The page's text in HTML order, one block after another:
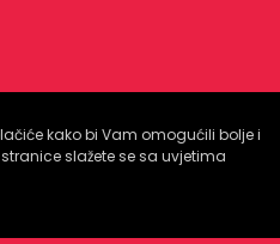
kako bi Vam omogućili bolje i
slažete se sa uvjetima